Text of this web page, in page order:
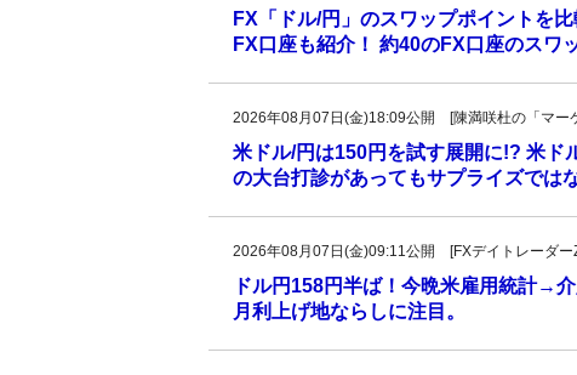
FX「ドル/円」のスワップポイントを
FX口座も紹介！ 約40のFX口座のスワ
2026年08月07日(金)18:09公開 [陳満咲杜の「マー
米ドル/円は150円を試す展開に!? 米ド
の大台打診があってもサプライズでは
2026年08月07日(金)09:11公開 [FXデイトレーダー
ドル円158円半ば！今晩米雇用統計→
月利上げ地ならしに注目。